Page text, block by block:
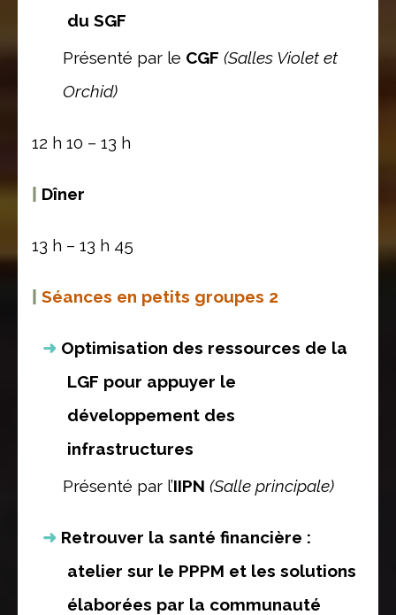
du SGF
Présenté par le CGF (Salles Violet et
Orchid)
12 h 10 – 13 h
Dîner
13 h – 13 h 45
Séances en petits groupes 2
Optimisation des ressources de la
LGF pour appuyer le
développement des
infrastructures
Présenté par l’IIPN (Salle principale)
Retrouver la santé financière :
atelier sur le PPPM et les solutions
élaborées par la communauté